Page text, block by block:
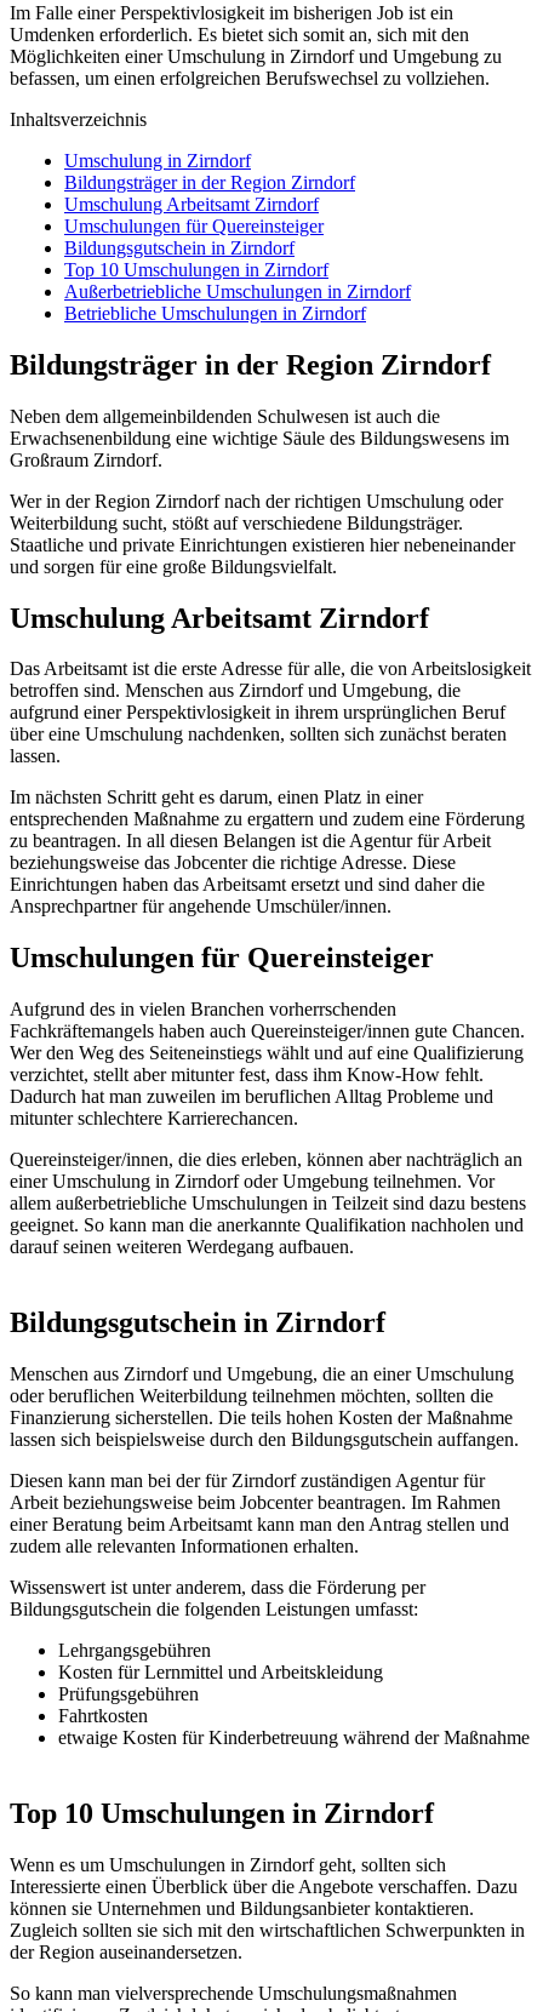
Im Falle einer Perspektivlosigkeit im bisherigen Job ist ein
Umdenken erforderlich. Es bietet sich somit an, sich mit den
Möglichkeiten einer Umschulung in Zirndorf und Umgebung zu
befassen, um einen erfolgreichen Berufswechsel zu vollziehen.
Inhaltsverzeichnis
Umschulung in Zirndorf
Bildungsträger in der Region Zirndorf
Umschulung Arbeitsamt Zirndorf
Umschulungen für Quereinsteiger
Bildungsgutschein in Zirndorf
Top 10 Umschulungen in Zirndorf
Außerbetriebliche Umschulungen in Zirndorf
Betriebliche Umschulungen in Zirndorf
Bildungsträger in der Region Zirndorf
Neben dem allgemeinbildenden Schulwesen ist auch die
Erwachsenenbildung eine wichtige Säule des Bildungswesens im
Großraum Zirndorf.
Wer in der Region Zirndorf nach der richtigen Umschulung oder
Weiterbildung sucht, stößt auf verschiedene Bildungsträger.
Staatliche und private Einrichtungen existieren hier nebeneinander
und sorgen für eine große Bildungsvielfalt.
Umschulung Arbeitsamt Zirndorf
Das Arbeitsamt ist die erste Adresse für alle, die von Arbeitslosigkeit
betroffen sind. Menschen aus Zirndorf und Umgebung, die
aufgrund einer Perspektivlosigkeit in ihrem ursprünglichen Beruf
über eine Umschulung nachdenken, sollten sich zunächst beraten
lassen.
Im nächsten Schritt geht es darum, einen Platz in einer
entsprechenden Maßnahme zu ergattern und zudem eine Förderung
zu beantragen. In all diesen Belangen ist die Agentur für Arbeit
beziehungsweise das Jobcenter die richtige Adresse. Diese
Einrichtungen haben das Arbeitsamt ersetzt und sind daher die
Ansprechpartner für angehende Umschüler/innen.
Umschulungen für Quereinsteiger
Aufgrund des in vielen Branchen vorherrschenden
Fachkräftemangels haben auch Quereinsteiger/innen gute Chancen.
Wer den Weg des Seiteneinstiegs wählt und auf eine Qualifizierung
verzichtet, stellt aber mitunter fest, dass ihm Know-How fehlt.
Dadurch hat man zuweilen im beruflichen Alltag Probleme und
mitunter schlechtere Karrierechancen.
Quereinsteiger/innen, die dies erleben, können aber nachträglich an
einer Umschulung in Zirndorf oder Umgebung teilnehmen. Vor
allem außerbetriebliche Umschulungen in Teilzeit sind dazu bestens
geeignet. So kann man die anerkannte Qualifikation nachholen und
darauf seinen weiteren Werdegang aufbauen.
Bildungsgutschein in Zirndorf
Menschen aus Zirndorf und Umgebung, die an einer Umschulung
oder beruflichen Weiterbildung teilnehmen möchten, sollten die
Finanzierung sicherstellen. Die teils hohen Kosten der Maßnahme
lassen sich beispielsweise durch den Bildungsgutschein auffangen.
Diesen kann man bei der für Zirndorf zuständigen Agentur für
Arbeit beziehungsweise beim Jobcenter beantragen. Im Rahmen
einer Beratung beim Arbeitsamt kann man den Antrag stellen und
zudem alle relevanten Informationen erhalten.
Wissenswert ist unter anderem, dass die Förderung per
Bildungsgutschein die folgenden Leistungen umfasst:
Lehrgangsgebühren
Kosten für Lernmittel und Arbeitskleidung
Prüfungsgebühren
Fahrtkosten
etwaige Kosten für Kinderbetreuung während der Maßnahme
Top 10 Umschulungen in Zirndorf
Wenn es um Umschulungen in Zirndorf geht, sollten sich
Interessierte einen Überblick über die Angebote verschaffen. Dazu
können sie Unternehmen und Bildungsanbieter kontaktieren.
Zugleich sollten sie sich mit den wirtschaftlichen Schwerpunkten in
der Region auseinandersetzen.
So kann man vielversprechende Umschulungsmaßnahmen